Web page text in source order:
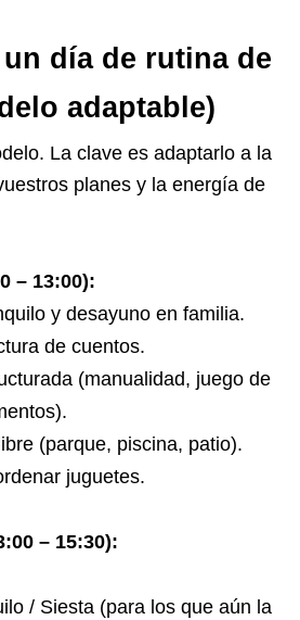
día de rutina de
adaptable)
La clave es adaptarlo a la
planes y la energía de
– 13:00):
y desayuno en familia.
de cuentos.
(manualidad, juego de
(parque, piscina, patio).
juguetes.
– 15:30):
/ Siesta (para los que aún la